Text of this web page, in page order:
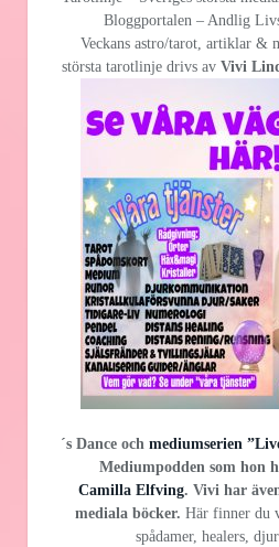
Bloggportalen – Andlig
Veckans astro/tarot, artiklar &
största tarotlinje drivs av Vivi
´s Dance och mediumserien
Mediumpodden som hon
Camilla Elfving. Vivi har
mediala böcker. Här finner du
spådamer, healers,